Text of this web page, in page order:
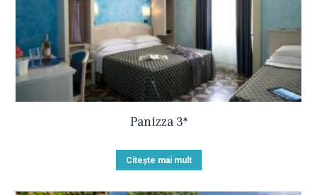
Panizza 3*
Citește mai mult